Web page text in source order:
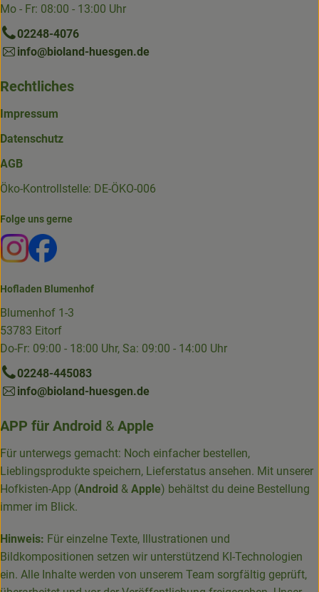
Mo - Fr: 08:00 - 13:00 Uhr
02248-4076
info@bioland-huesgen.de
Rechtliches
Impressum
Datenschutz
AGB
Öko-Kontrollstelle: DE-ÖKO-006
Folge uns gerne
Externer Link zu https://www.instagram.com/die.hofkiste/
Externer Link zu https://www.facebook.com/p/Die-
Hofladen Blumenhof
Blumenhof 1-3
53783 Eitorf
Do-Fr: 09:00 - 18:00 Uhr, Sa: 09:00 - 14:00 Uhr
02248-445083
info@bioland-huesgen.de
APP für Android & Apple
Für unterwegs gemacht: Noch einfacher bestellen,
Lieblingsprodukte speichern, Lieferstatus ansehen. Mit unserer
Hofkisten-App (Android & Apple) behältst du deine Bestellung
immer im Blick.
Hinweis: Für einzelne Texte, Illustrationen und
Bildkompositionen setzen wir unterstützend KI-Technologien
ein. Alle Inhalte werden von unserem Team sorgfältig geprüft,